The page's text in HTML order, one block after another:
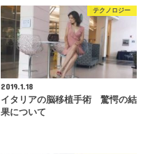
テクノロジー
2019.1.18
イタリアの脳移植手術 驚愕の結
果について